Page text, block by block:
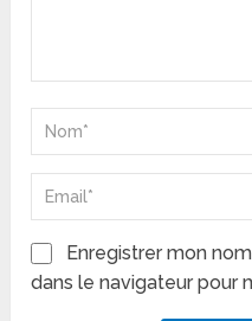
Enregistrer mon
dans le navigateur pour